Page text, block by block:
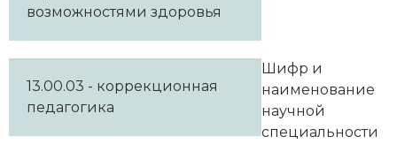
возможностями здоровья
13.00.03 - коррекционная
педагогика
Шифр и
наименование
научной
специальности